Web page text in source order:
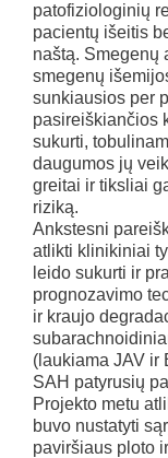
patofiziologinių
pacientų išeitis
naštą. Smegenų
smegenų
sunkiausios per
pasireiškiančios
sukurti,
daugumos jų
greitai ir tiksliai
riziką.
Ankstesni
atlikti klinikiniai
leido sukurti ir
prognozavimo
ir kraujo
(laukiama JAV ir
SAH patyrusių
Projekto metu
buvo nustatyti
paviršiaus ploto